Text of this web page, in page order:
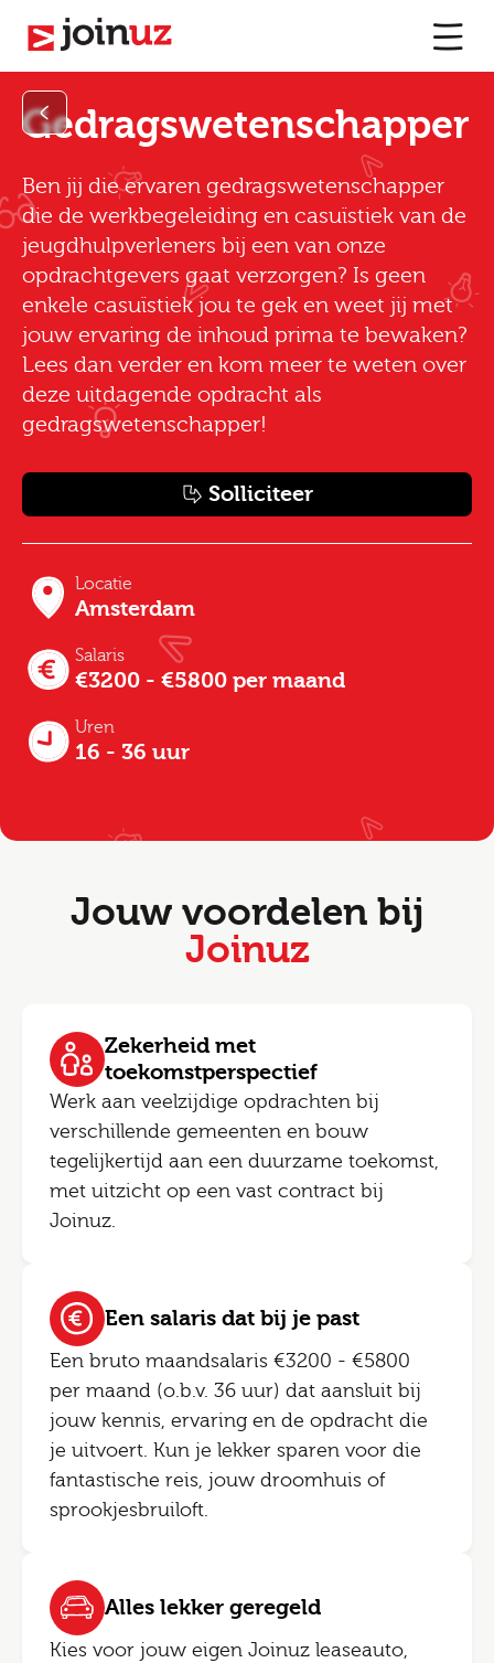
Gedragswetenschapper
Ben jij die ervaren gedragswetenschapper
die de werkbegeleiding en casuïstiek van de
jeugdhulpverleners bij een van onze
opdrachtgevers gaat verzorgen? Is geen
enkele casuïstiek jou te gek en weet jij met
jouw ervaring de inhoud prima te bewaken?
Lees dan verder en kom meer te weten over
deze uitdagende opdracht als
gedragswetenschapper!
Solliciteer
Locatie
Amsterdam
Salaris
€3200 - €5800 per maand
Uren
16 - 36 uur
Jouw voordelen bij
Joinuz
Zekerheid met
toekomstperspectief
Werk aan veelzijdige opdrachten bij
verschillende gemeenten en bouw
tegelijkertijd aan een duurzame toekomst,
met uitzicht op een vast contract bij
Joinuz.
Een salaris dat bij je past
Een bruto maandsalaris €3200 - €5800
per maand (o.b.v. 36 uur) dat aansluit bij
jouw kennis, ervaring en de opdracht die
je uitvoert. Kun je lekker sparen voor die
fantastische reis, jouw droomhuis of
sprookjesbruiloft.
Alles lekker geregeld
Kies voor jouw eigen Joinuz leaseauto,